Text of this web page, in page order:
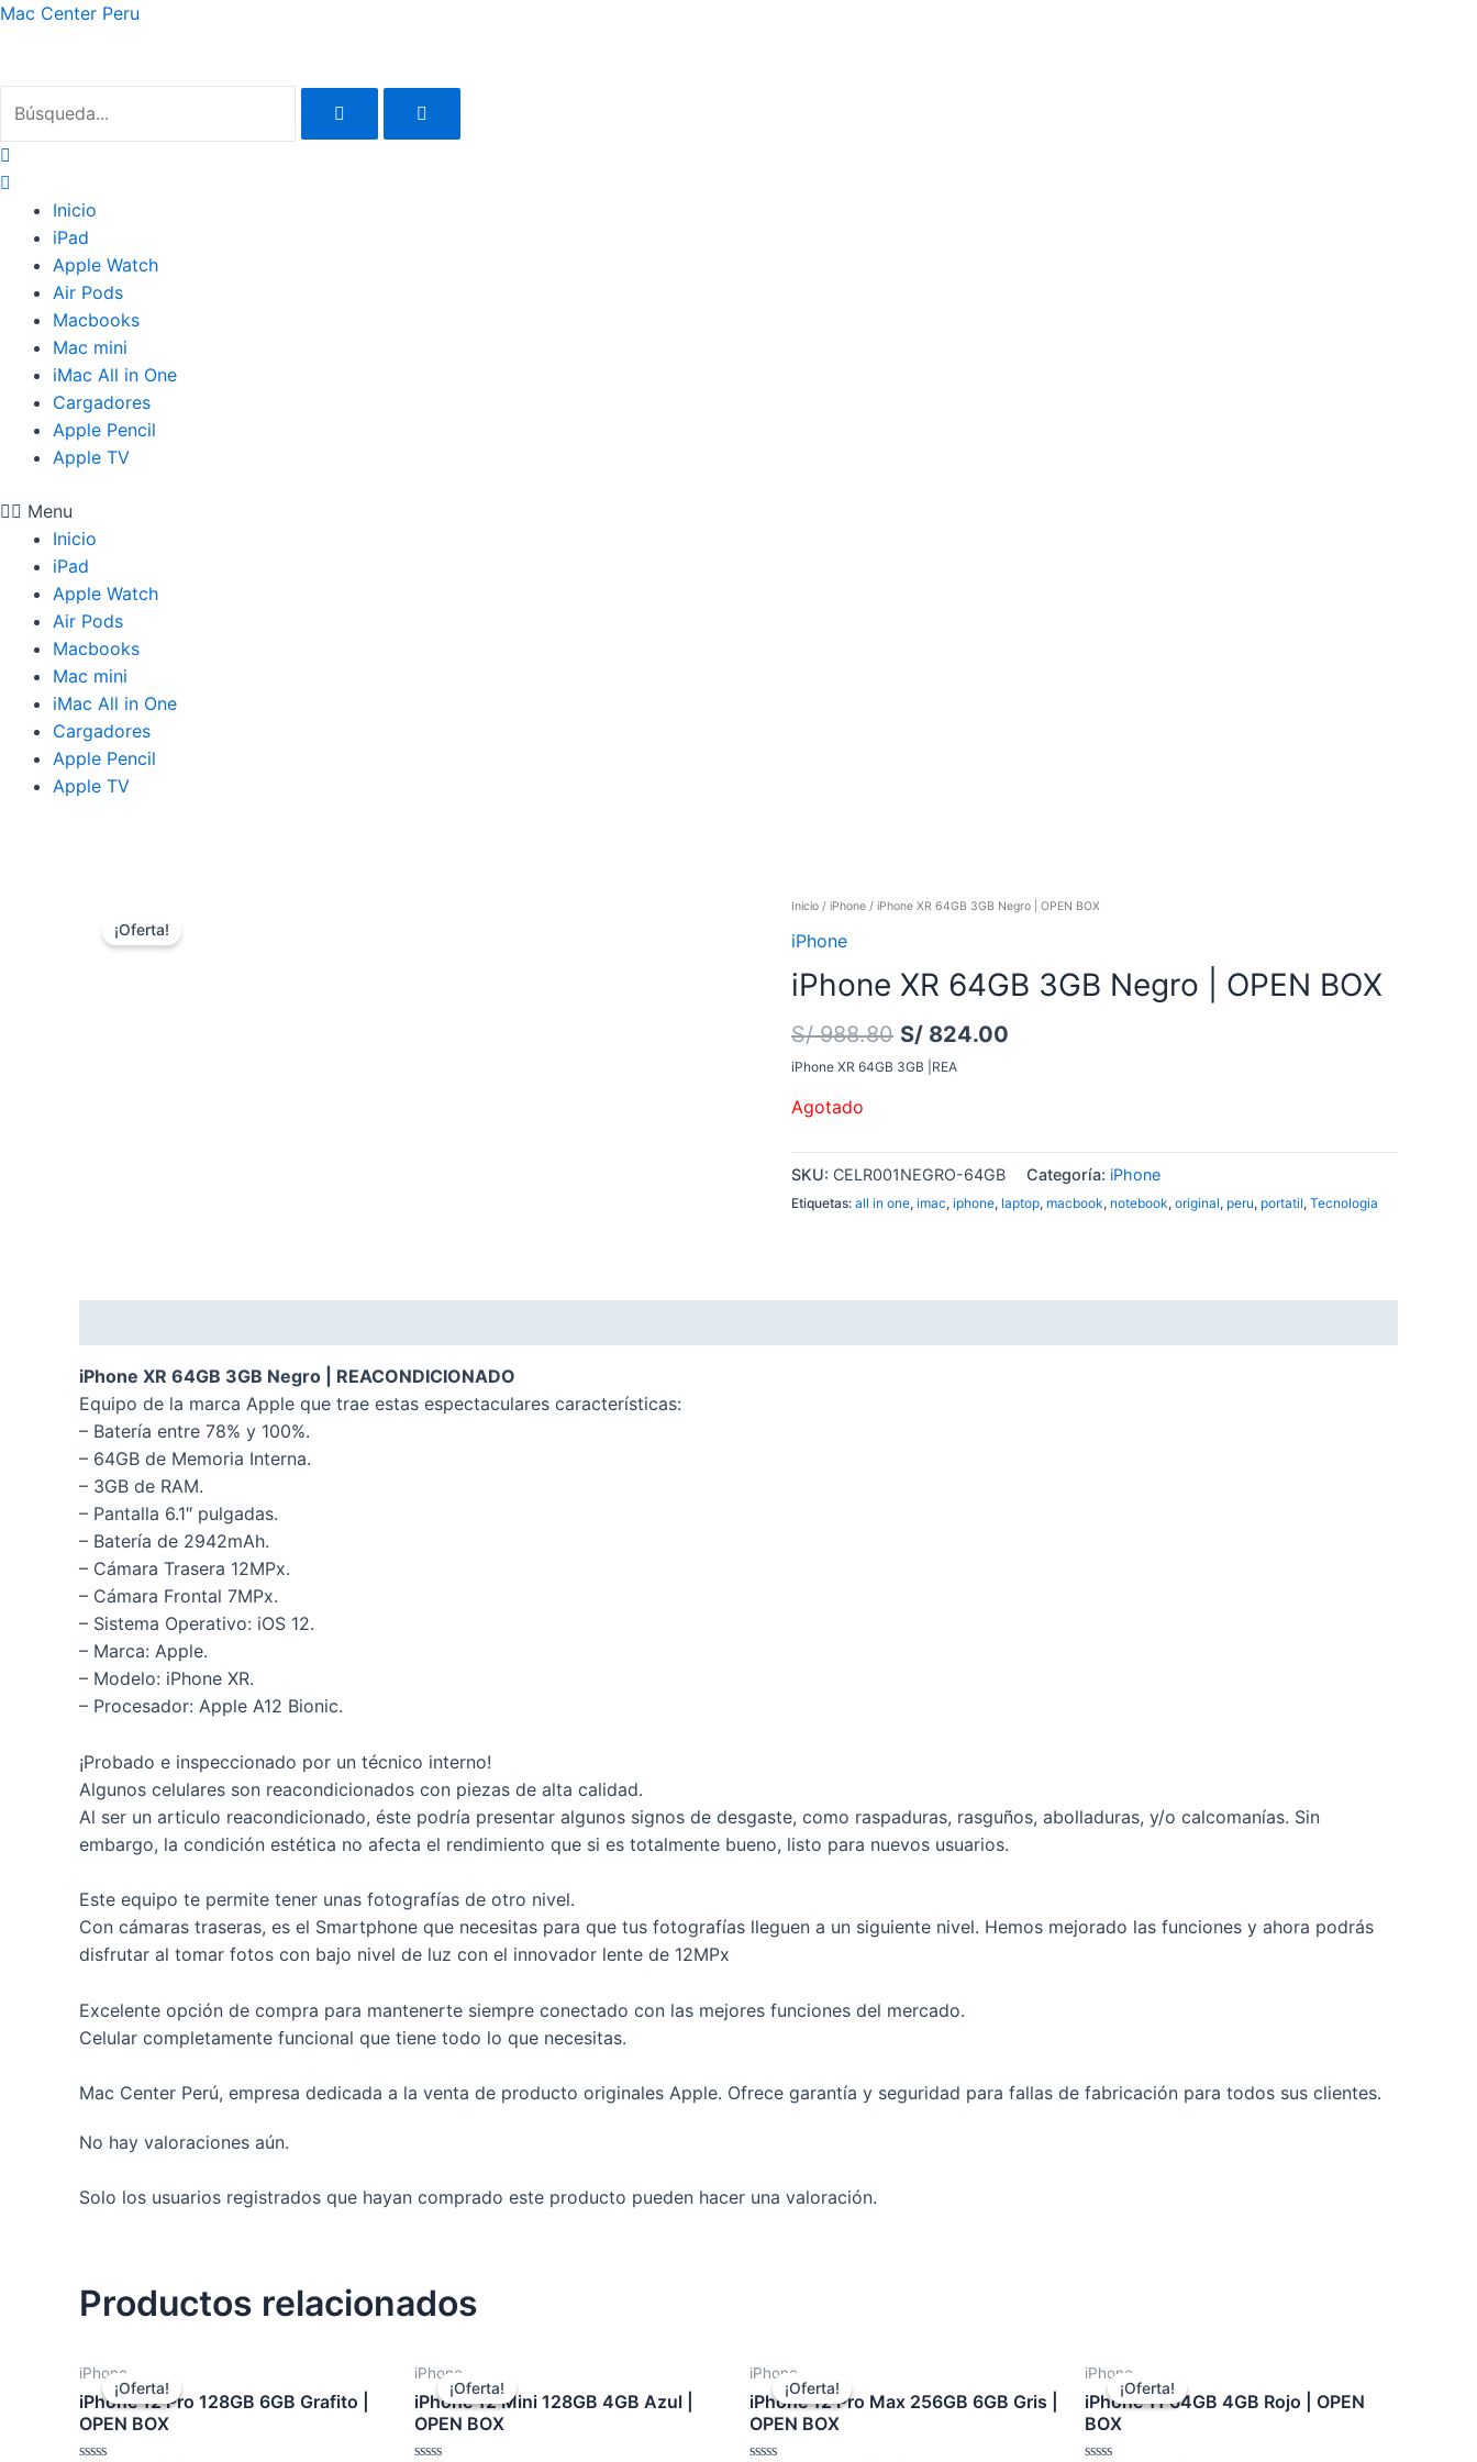
Ir
Mac Center Peru
Inicio
iPad
Apple Watch
Air Pods
Macbooks
Mac mini
iMac All in One
Cargadores
Apple Pencil
Apple TV
Menu
Inicio
iPad
Apple Watch
Air Pods
Macbooks
Mac mini
iMac All in One
Cargadores
Apple Pencil
Apple TV
¡Oferta!
Inicio / iPhone / iPhone XR 64GB 3GB Negro | OPEN BOX
iPhone
iPhone XR 64GB 3GB Negro | OPEN BOX
S/988.80 S/ 824.00
iPhone XR 64GB 3GB |REA
Agotado
SKU: CELR001NEGRO-64GB Categoría: iPhone
Etiquetas: all in one, imac, iphone, laptop, macbook, notebook, original, peru, portatil, Tecnologia
iPhone XR 64GB 3GB Negro | REACONDICIONADO
Equipo de la marca Apple que trae estas espectaculares características:
– Batería entre 78% y 100%.
– 64GB de Memoria Interna.
– 3GB de RAM.
– Pantalla 6.1″ pulgadas.
– Batería de 2942mAh.
– Cámara Trasera 12MPx.
– Cámara Frontal 7MPx.
– Sistema Operativo: iOS 12.
– Marca: Apple.
– Modelo: iPhone XR.
– Procesador: Apple A12 Bionic.
¡Probado e inspeccionado por un técnico interno!
Algunos celulares son reacondicionados con piezas de alta calidad.
Al ser un articulo reacondicionado, éste podría presentar algunos signos de desgaste, como raspaduras, rasguños, abolladuras, y/o calcomanías. Sin
embargo, la condición estética no afecta el rendimiento que si es totalmente bueno, listo para nuevos usuarios.
Este equipo te permite tener unas fotografías de otro nivel.
Con cámaras traseras, es el Smartphone que necesitas para que tus fotografías lleguen a un siguiente nivel. Hemos mejorado las funciones y ahora podrás
disfrutar al tomar fotos con bajo nivel de luz con el innovador lente de 12MPx
Excelente opción de compra para mantenerte siempre conectado con las mejores funciones del mercado.
Celular completamente funcional que tiene todo lo que necesitas.
Mac Center Perú, empresa dedicada a la venta de producto originales Apple. Ofrece garantía y seguridad para fallas de fabricación para todos sus clientes.
No hay valoraciones aún.
Solo los usuarios registrados que hayan comprado este producto pueden hacer una valoración.
Productos relacionados
¡Oferta!
¡Oferta!
iPhone
iPhone 12 Pro 128GB 6GB Grafito |
OPEN BOX
¡Oferta!
¡Oferta!
iPhone
iPhone 12 Mini 128GB 4GB Azul |
OPEN BOX
¡Oferta!
¡Oferta!
iPhone
iPhone 12 Pro Max 256GB 6GB Gris |
OPEN BOX
¡Oferta!
¡Oferta!
iPhone
iPhone 11 64GB 4GB Rojo | OPEN
BOX